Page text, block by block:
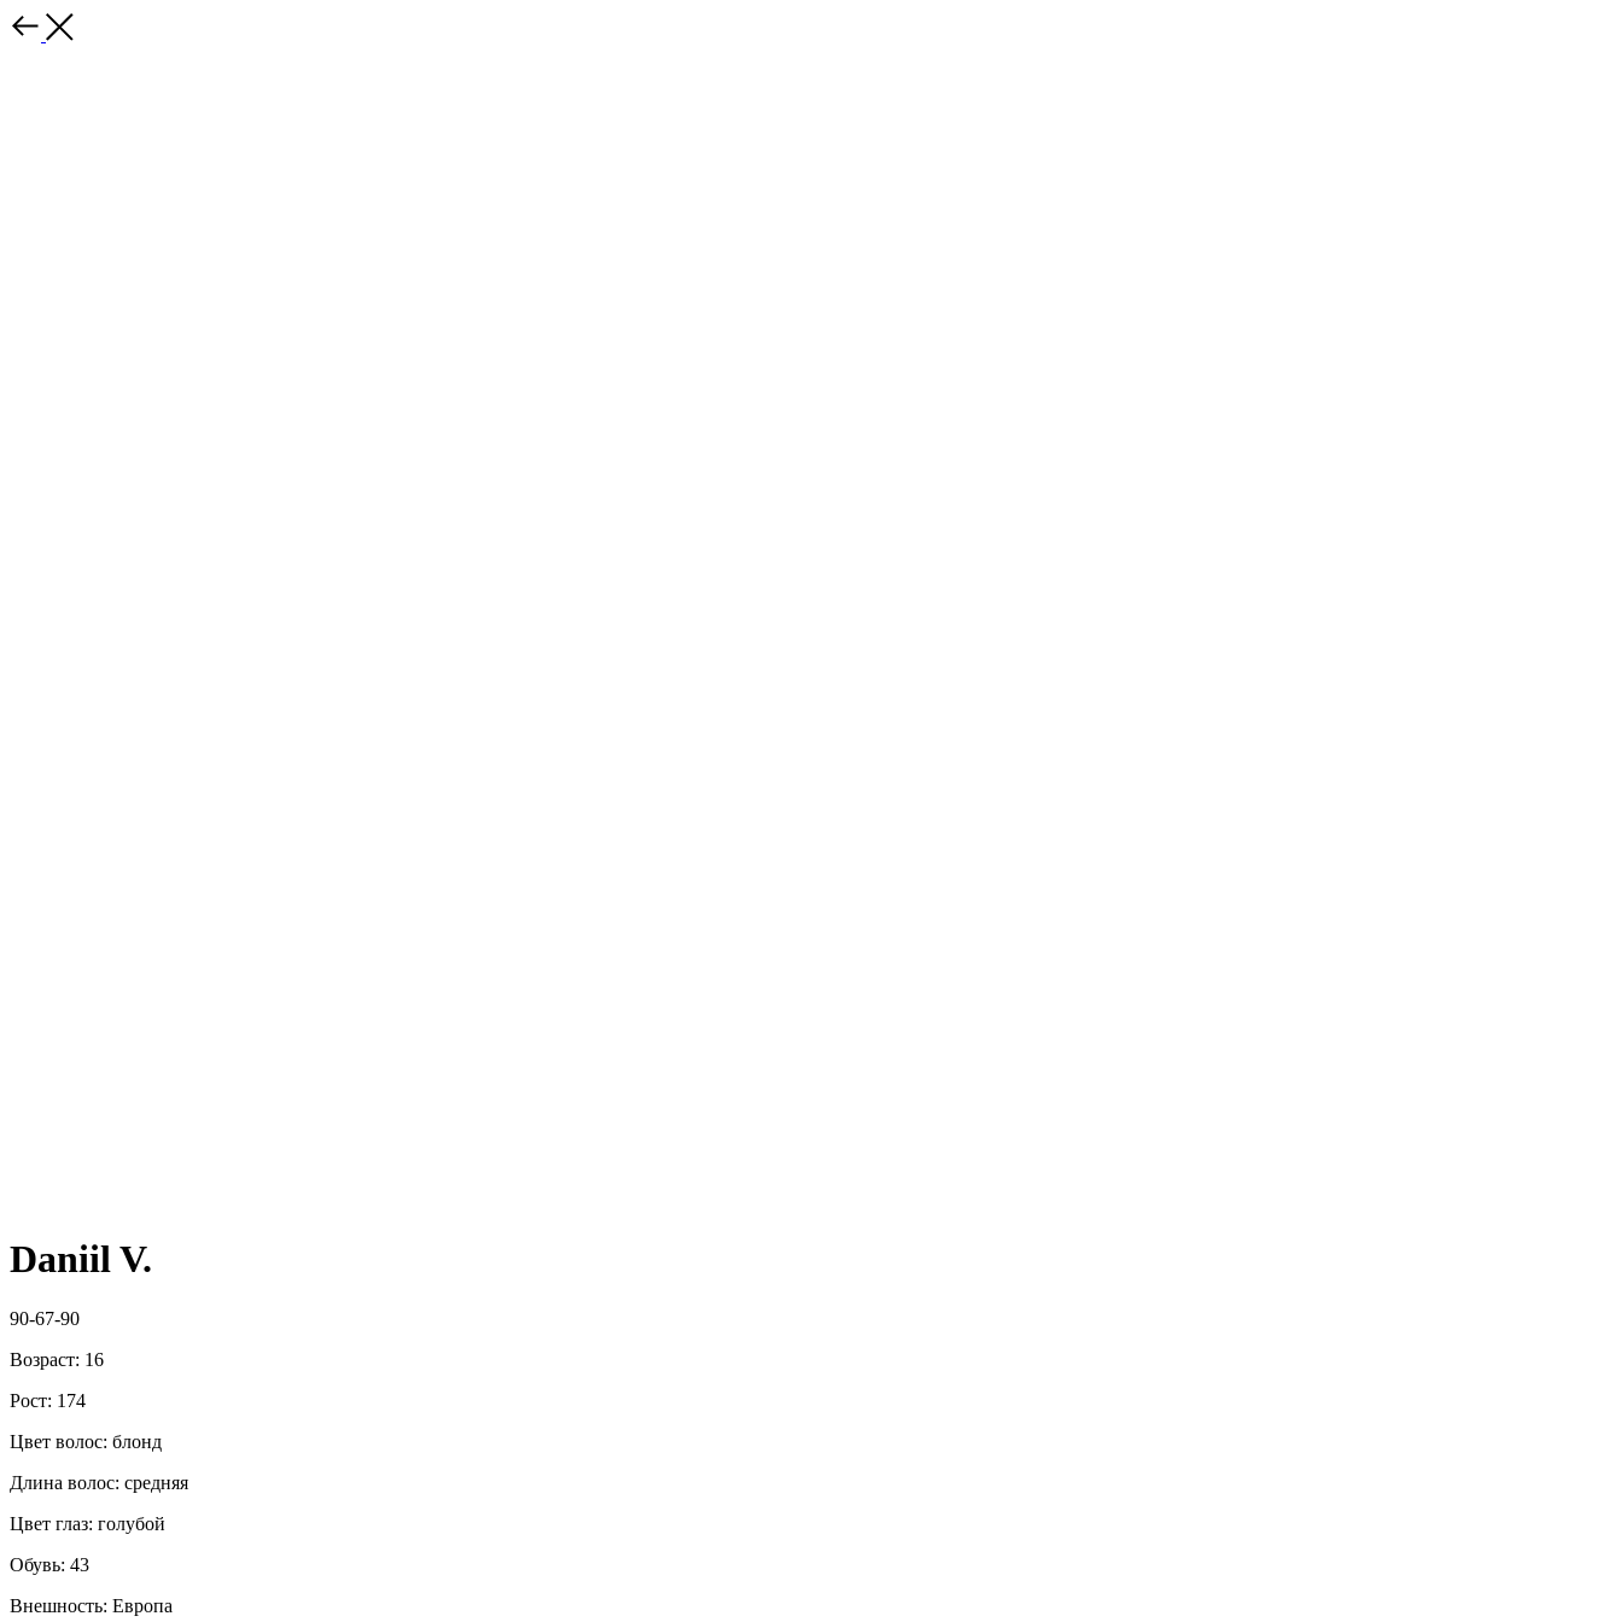
Daniil V.
90-67-90
Возраст: 16
Рост: 174
Цвет волос: блонд
Длина волос: средняя
Цвет глаз: голубой
Обувь: 43
Внешность: Европа